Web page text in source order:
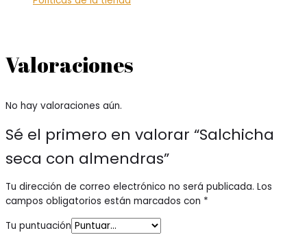
Valoraciones
No hay valoraciones aún.
Sé el primero en valorar “Salchicha
seca con almendras”
Tu dirección de correo electrónico no será publicada. Los
campos obligatorios están marcados con *
Tu puntuación